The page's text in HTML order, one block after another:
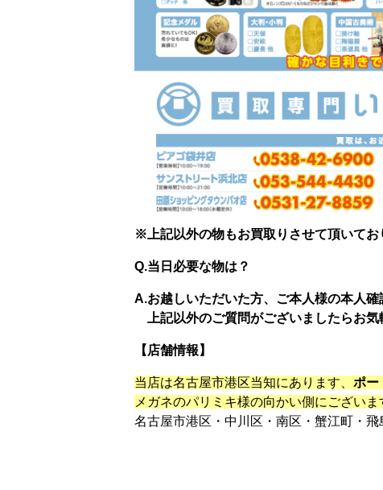
※上記以外の物もお買取りさせて頂いてお
Q.当日必要な物は？
A.お越しいただいた方、ご本人様の本人
上記以外のご質問がございましたらお気
【店舗情報】
当店は名古屋市港区当知にあります、 ポー
メガネのパリミキ様の向かい側にございま
名古屋市港区・中川区・南区・蟹江町・